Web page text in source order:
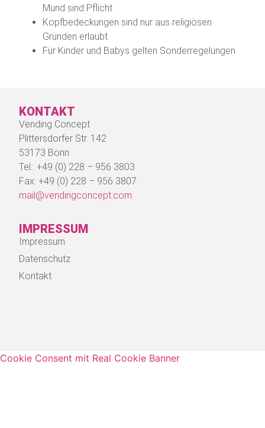
Mund sind Pflicht
Kopfbedeckungen sind nur aus religiösen
Gründen erlaubt
Für Kinder und Babys gelten Sonderregelungen
KONTAKT
Vending Concept
Plittersdorfer Str. 142
53173 Bonn
Tel.: +49 (0) 228 – 956 3803
Fax: +49 (0) 228 – 956 3807
mail@vendingconcept.com
IMPRESSUM
Impressum
Datenschutz
Kontakt
Cookie Consent mit Real Cookie Banner